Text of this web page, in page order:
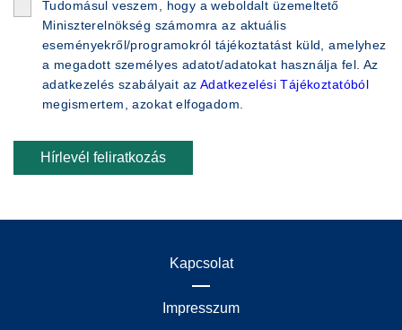
Tudomásul veszem, hogy a weboldalt üzemeltető
Miniszterelnökség számomra az aktuális
eseményekről/programokról tájékoztatást küld, amelyhez
a megadott személyes adatot/adatokat használja fel. Az
adatkezelés szabályait az Adatkezelési Tájékoztatóból
megismertem, azokat elfogadom.
Hírlevél feliratkozás
Kapcsolat
Impresszum